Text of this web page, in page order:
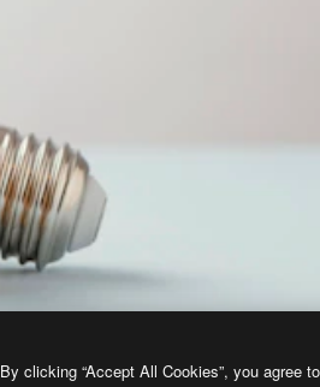
By clicking “Accept All Cookies”, you agree